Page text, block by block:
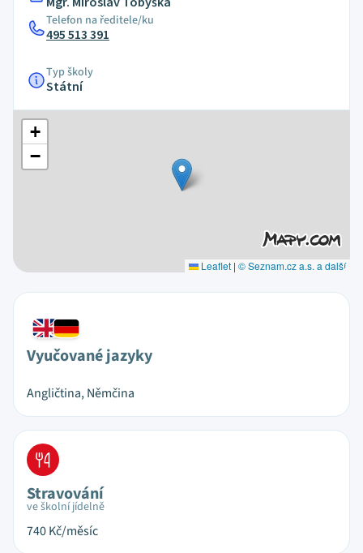
Telefon na ředitele/ku
495 513 391
Typ školy
Státní
+
−
Leaflet | © Seznam.cz a.s. a další
Vyučované jazyky
Angličtina, Němčina
Stravování
ve školní jídelně
740Kč/měsíc